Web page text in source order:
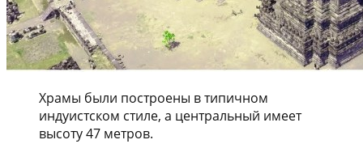
Храмы были построены в типичном
индуистском стиле, а центральный имеет
высоту 47 метров.